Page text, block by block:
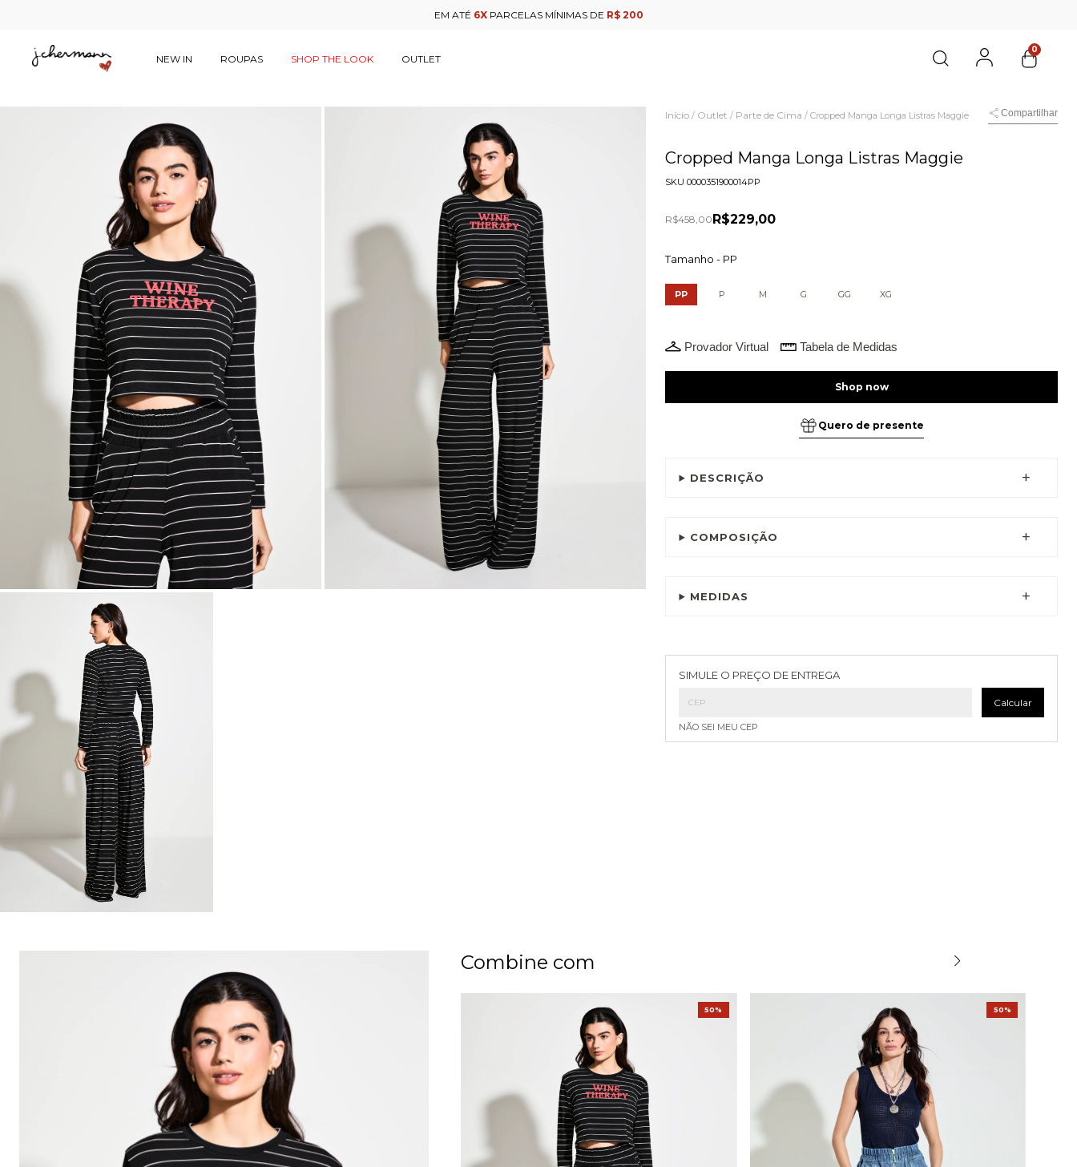
EM ATÉ 6XPARCELAS MÍNIMAS DE R$ 200
NEW IN ROUPAS SHOP THE LOOK OUTLET
0
Início / Outlet / Parte de Cima/ Cropped Manga Longa Listras Maggie Compartilhar
Cropped Manga Longa Listras Maggie
SKU0000351900014PP
R$458,00R$229,00
Tamanho - PP
PP P M G GG XG
Provador Virtual Tabela de Medidas
Quero de presente
DESCRIÇÃO
COMPOSIÇÃO
MEDIDAS
SIMULE O PREÇO DE ENTREGA
Calcular
NÃO SEI MEU CEP
Combine com
50% 50%